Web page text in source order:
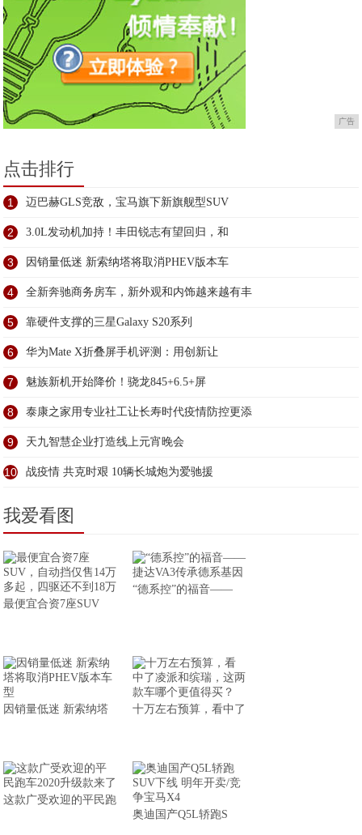
广告
点击排行
1 迈巴赫GLS竞敌，宝马旗下新旗舰型SUV
2 3.0L发动机加持！丰田锐志有望回归，和
3 因销量低迷 新索纳塔将取消PHEV版本车
4 全新奔驰商务房车，新外观和内饰越来越有丰
5 靠硬件支撑的三星Galaxy S20系列
6 华为Mate X折叠屏手机评测：用创新让
7 魅族新机开始降价！骁龙845+6.5+屏
8 泰康之家用专业社工让长寿时代疫情防控更添
9 天九智慧企业打造线上元宵晚会
10 战疫情 共克时艰 10辆长城炮为爱驰援
我爱看图
最便宜合资7座SUV
“德系控”的福音——
因销量低迷 新索纳塔 十万左右预算，看中了
这款广受欢迎的平民跑
奥迪国产Q5L轿跑S